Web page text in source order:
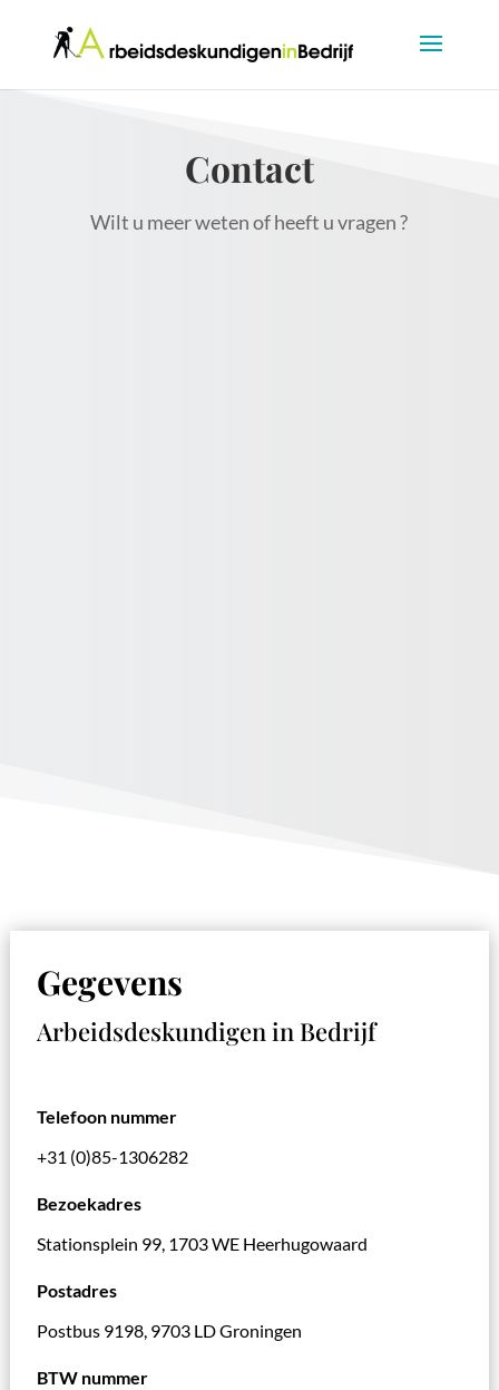
Contact
Wilt u meer weten of heeft u vragen ?
Gegevens
Arbeidsdeskundigen in Bedrijf
Telefoon nummer
+31 (0)85-1306282
Bezoekadres
Stationsplein 99, 1703 WE Heerhugowaard
Postadres
Postbus 9198, 9703 LD Groningen
BTW nummer